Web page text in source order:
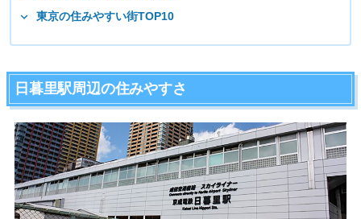
東京の住みやすい街TOP10
日暮里駅周辺の住みやすさ